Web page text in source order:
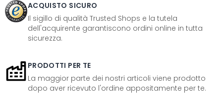
ACQUISTO SICURO
Il sigillo di qualità Trusted Shops e la tutela
dell'acquirente garantiscono ordini online in tutta
sicurezza.
PRODOTTI PER TE
La maggior parte dei nostri articoli viene prodotto
dopo aver ricevuto l'ordine appositamente per te.